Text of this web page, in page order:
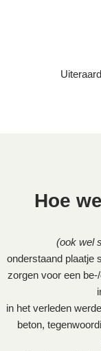
Hoe
(ook wel
onderstaand plaatje
zorgen voor een
in het verleden
beton,